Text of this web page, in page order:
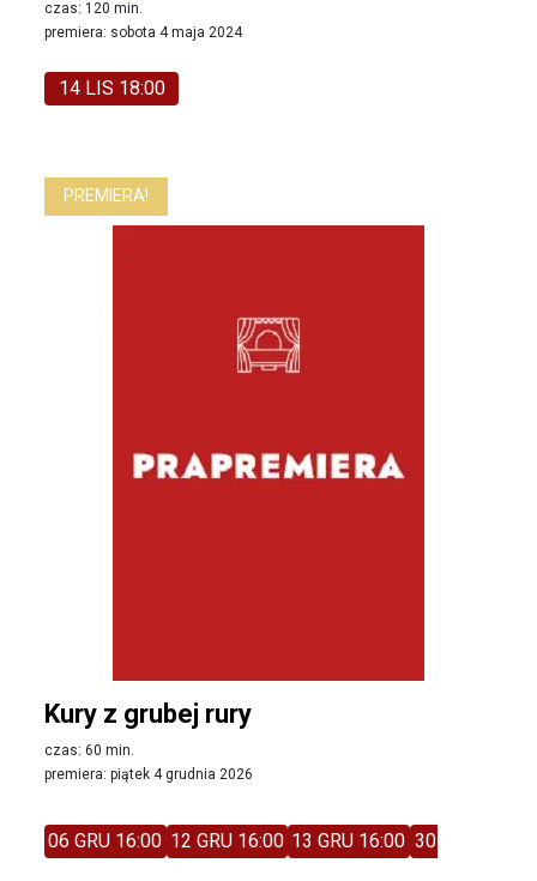
czas: 120 min.
premiera: sobota 4 maja 2024
14 LIS 18:00
PREMIERA!
Kury z grubej rury
czas: 60 min.
premiera: piątek 4 grudnia 2026
06 GRU 16:00 12 GRU 16:00 13 GRU 16:00 30 STY 13:30